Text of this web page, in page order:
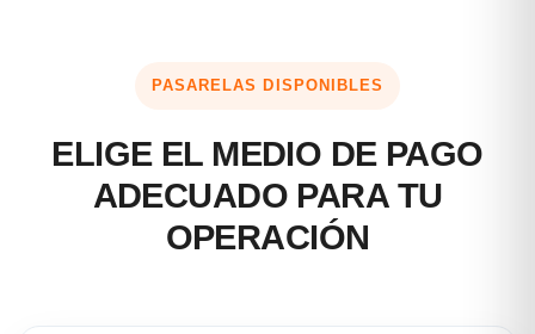
PASARELAS DISPONIBLES
ELIGE EL MEDIO DE PAGO
ADECUADO PARA TU
OPERACIÓN